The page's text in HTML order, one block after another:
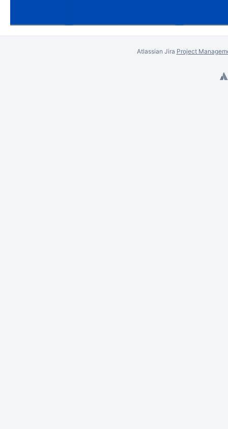
Atlassian Jira Project